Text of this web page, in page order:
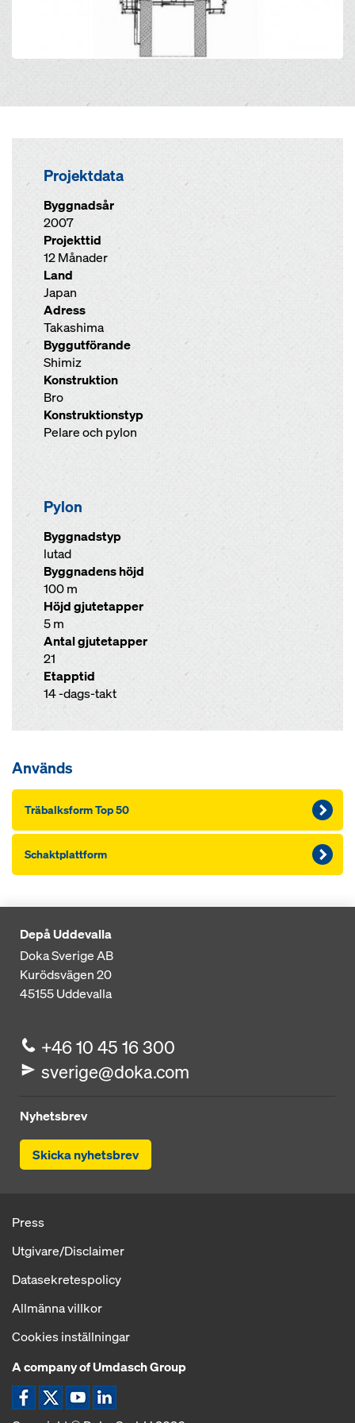
Projektdata
Byggnadsår
2007
Projekttid
12 Månader
Land
Japan
Adress
Takashima
Byggutförande
Shimiz
Konstruktion
Bro
Konstruktionstyp
Pelare och pylon
Pylon
Byggnadstyp
lutad
Byggnadens höjd
100 m
Höjd gjutetapper
5 m
Antal gjutetapper
21
Etapptid
14 -dags-takt
Används
Träbalksform Top 50
Schaktplattform
Depå Uddevalla
Doka Sverige AB
Kurödsvägen 20
45155Uddevalla
+46 10 45 16 300
sverige@doka.com
Nyhetsbrev
Skicka nyhetsbrev
Press
Utgivare/Disclaimer
Datasekretespolicy
Allmänna villkor
Cookies inställningar
A company of Umdasch Group
Ikon Facebook
Ikon XIkon YouTube
Ikon LinkedIn